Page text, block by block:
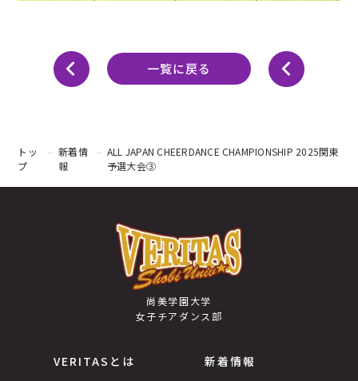
一覧に戻る
トッ
プ
新着情
報
ALL JAPAN CHEERDANCE CHAMPIONSHIP 2025関東
予選大会③
尚美学園大学
女子チアダンス部
VERITASとは
新着情報